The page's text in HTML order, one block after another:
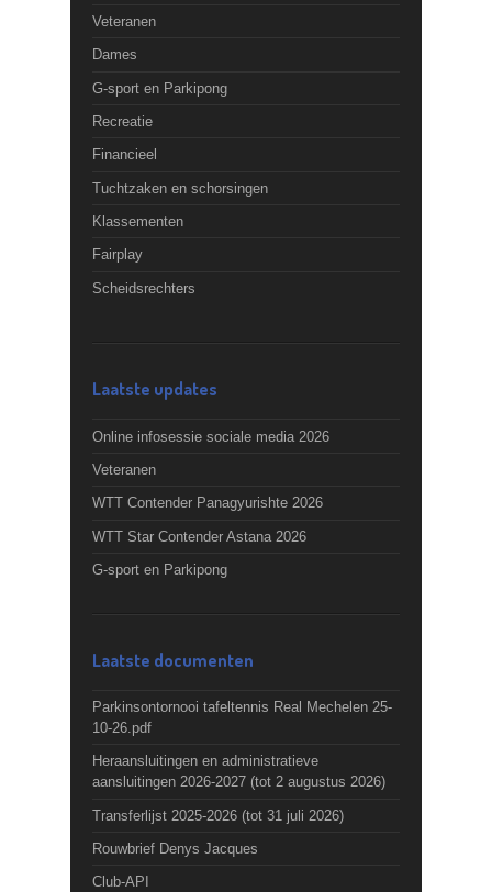
Veteranen
Dames
G-sport en Parkipong
Recreatie
Financieel
Tuchtzaken en schorsingen
Klassementen
Fairplay
Scheidsrechters
Laatste updates
Online infosessie sociale media 2026
Veteranen
WTT Contender Panagyurishte 2026
WTT Star Contender Astana 2026
G-sport en Parkipong
Laatste documenten
Parkinsontornooi tafeltennis Real Mechelen 25-
10-26.pdf
Heraansluitingen en administratieve
aansluitingen 2026-2027 (tot 2 augustus 2026)
Transferlijst 2025-2026 (tot 31 juli 2026)
Rouwbrief Denys Jacques
Club-API